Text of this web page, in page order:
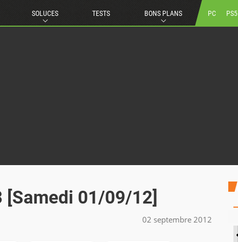
SOLUCES TESTS BONS PLANS PC PS5
[Samedi 01/09/12]
02 septembre 2012